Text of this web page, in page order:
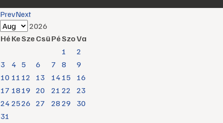
PrevNext
2026
HéKeSzeCsüPéSzoVa
1
2
3
4 5 6 7 8
9
10 11 12 13 14 15
16
17 18 19 20 21 22
23
24 2526 27 28 29
30
31